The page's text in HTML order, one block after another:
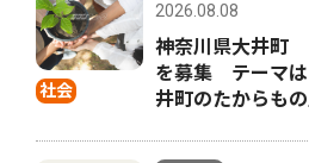
社会
2026.08.08
神奈川県大井町
を募集 テーマは
井町のたからもの